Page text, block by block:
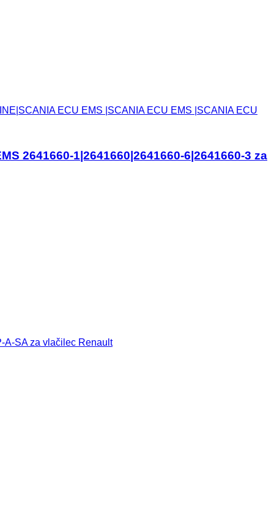
ECU EMS |SCANIA ECU EMS |SCANIA ECU
2641660-1|2641660|2641660-6|2641660-3 za
A-SA za vlačilec Renault